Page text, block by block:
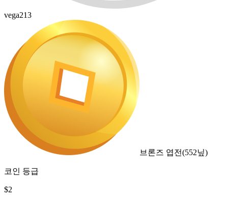
vega213
브론즈 엽전(552닢)
코인 등급
$2